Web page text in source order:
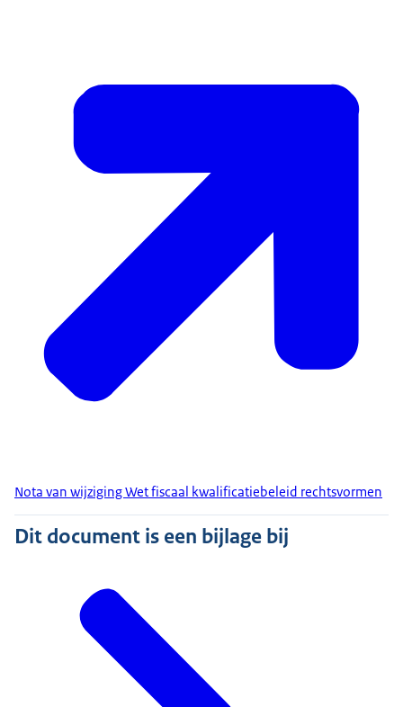
Nota van wijziging Wet fiscaal kwalificatiebeleid rechtsvormen
Dit document is een bijlage bij